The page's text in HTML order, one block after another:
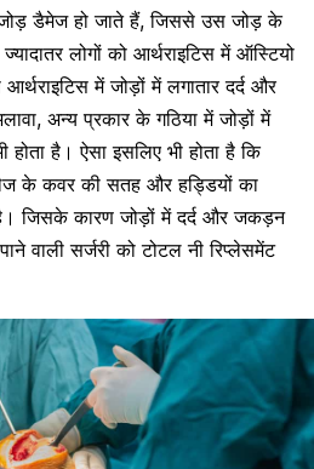
डैमेज हो जाते हैं, जिससे उस जोड़ के
लोगों को आर्थराइटिस में ऑस्टियो
में जोड़ों में लगातार दर्द और
अन्य प्रकार के गठिया में जोड़ों में
है। ऐसा इसलिए भी होता है कि
के कवर की सतह और हड्डियों का
जिसके कारण जोड़ों में दर्द और जकड़न
वालीसर्जरी को टोटल नी रिप्लेसमेंट